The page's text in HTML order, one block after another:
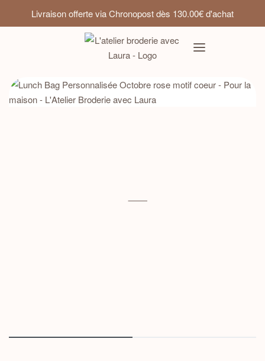
Livraison offerte via Chronopost dès 130.00€ d'achat